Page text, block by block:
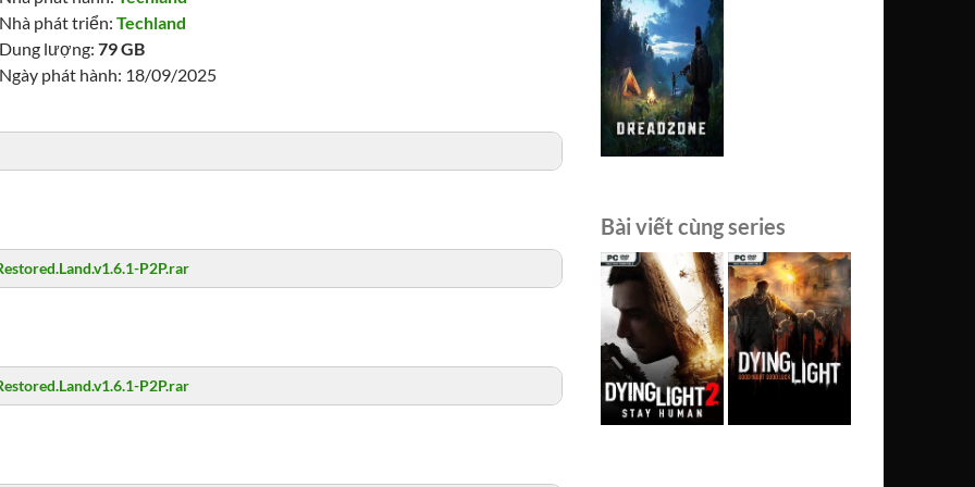
Nhà phát triển:Techland
Dung lượng:79 GB
Ngày phát hành: 18/09/2025
P2P.rar
P2P.rar
Bài viết cùng series